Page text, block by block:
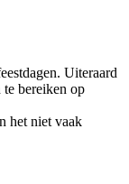
Uiteraard
bereiken op
het niet vaak